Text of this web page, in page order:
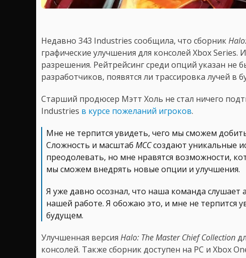
Недавно 343 Industries сообщила, что сборник
графические улучшения для консолей Xbox Series.
разрешения. Рейтрейсинг среди опций указан не
разработчиков, появятся ли трассировка лучей в
Старший продюсер Мэтт Холь не стал ничего
Industries в курсе пожеланий игроков.
Мне не терпится увидеть, чего мы сможем
Сложность и масштаб MCCсоздают уникальные
преодолевать, но мне нравятся возможности,
мы сможем внедрять новые опции и улучшения.
Я уже давно осознал, что наша команда
нашей работе. Я обожаю это, и мне не терпится
будущем.
Улучшенная версия Halo: The Master Chief Collection
консолей. Также сборник доступен на PC и Xbox